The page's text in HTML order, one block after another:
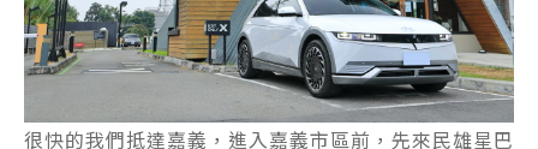
很快的我們抵達嘉義，進入嘉義市區前，先來民雄星巴